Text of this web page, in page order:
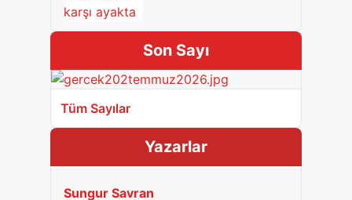
Son Sayı
Tüm Sayılar
Yazarlar
Sungur Savran